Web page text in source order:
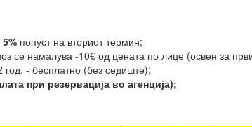
5%попуст на вториот термин;
се намалува -10€ од цената по лице (освен за
- бесплатно (без седиште);
при резервација во агенција);